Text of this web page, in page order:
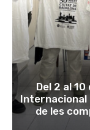
Del 2 al
Internacional
de les